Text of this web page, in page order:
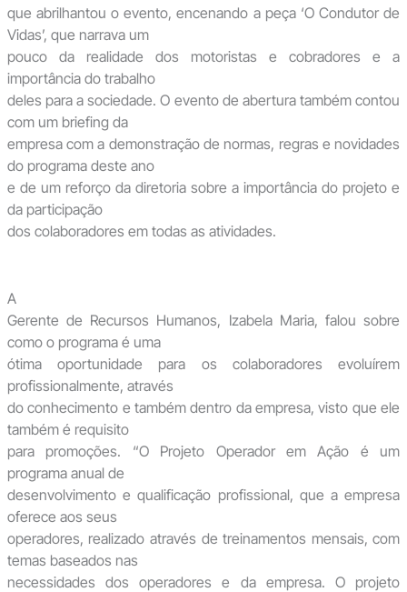
que abrilhantou o evento, encenando a peça ‘O Condutor de
Vidas’, que narrava um
pouco da realidade dos motoristas e cobradores e a
importância do trabalho
deles para a sociedade. O evento de abertura também contou
com um briefing da
empresa com a demonstração de normas, regras e novidades
do programa deste ano
e de um reforço da diretoria sobre a importância do projeto e
da participação
dos colaboradores em todas as atividades.
A
Gerente de Recursos Humanos, Izabela Maria, falou sobre
como o programa é uma
ótima oportunidade para os colaboradores evoluírem
profissionalmente, através
do conhecimento e também dentro da empresa, visto que ele
também é requisito
para promoções. “O Projeto Operador em Ação é um
programa anual de
desenvolvimento e qualificação profissional, que a empresa
oferece aos seus
operadores, realizado através de treinamentos mensais, com
temas baseados nas
necessidades dos operadores e da empresa. O projeto